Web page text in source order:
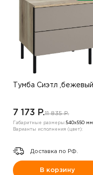
Тумба Сиэтл ,бежевый
7 173 P.11 835 P.
Габаритные размеры:540х550 мм
Варианты исполнения (цвет):
Доставка по РФ.
В корзину